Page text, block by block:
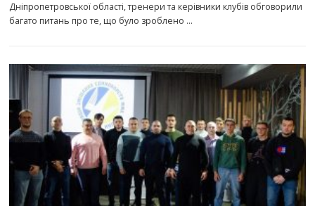
Дніпропетровської області, тренери та керівники клубів обговорили
багато питань про те, що було зроблено …